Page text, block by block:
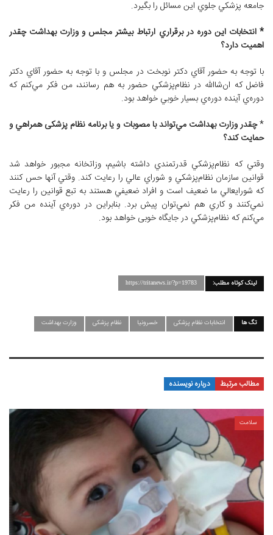
جامعه پزشكي جلوي اين مسائل را بگيرد.
* انتخابات اين دوره در برقراري ارتباط بيشتر مجلس و وزارت بهداشت چقدر
اهميت دارد؟
با توجه به حضور آقاي دكتر نوبخت در مجلس و با توجه به حضور آقاي دكتر
فاضل كه ان‌شاالله در نظام‌پزشكي حضور به هم رسانند، من فكر مي‌كنم كه
دوره‌ي آينده دوره‌ي بسیار خوبي خواهد بود.
*چقدر وزارت بهداشت مي‌تواند با مصوبات و يا برنامه نظام پزشکی همراهي و
حمايت كند؟
وقتي كه نظام‌پزشكي قدرتمندي داشته باشيم، وزاتخانه مجبور خواهد شد
قوانين سازمان نظام‌پزشكي و شوراي عالي را رعايت كند. وقتي آنها حس كنند
كه شورايعالي ما ضعيف است و افراد ضعيفي هستند به تبع قوانين را رعايت
نمي‌كنند و كاري هم نمي‌توان پيش برد. بنابراين در دوره‌ي آينده من فكر
مي‌كنم كه نظام‌پزشكي در جایگاه خوبی خواهد بود.
لینک کوتاه مطلب: https://tritanews.ir/?p=19783
تگ ها انتخابات نظام پزشکی خسرونیا نظام پزشکی وزارت بهداشت
مطالب مرتبط درباره نویسنده
سلامت